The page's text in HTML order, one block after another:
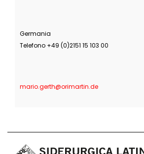
Germania
Telefono +49 (0)2151 15 103 00
mario.gerth@orimartin.de